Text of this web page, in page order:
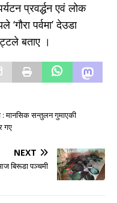
प्रवर्द्धन एवं लोक
पर्वमा’ देउडा
बताए ।
मानसिक सन्तुलन गुमाएकी
गए
NEXT
बिरूडा पञ्चमी